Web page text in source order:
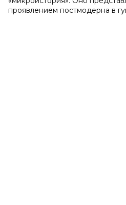
проявлением постмодерна в